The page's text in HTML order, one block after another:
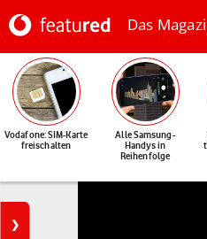
Das
Vodafone: SIM-Karte
freischalten
Alle Samsung-
Handys in
Reihenfolge